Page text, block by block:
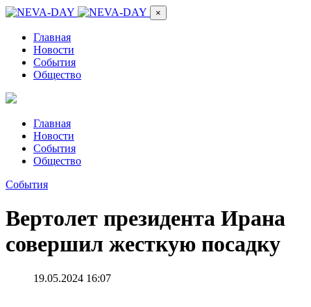
×
Главная
Новости
События
Общество
Главная
Новости
События
Общество
События
Вертолет президента Ирана
совершил жесткую посадку
19.05.2024 16:07